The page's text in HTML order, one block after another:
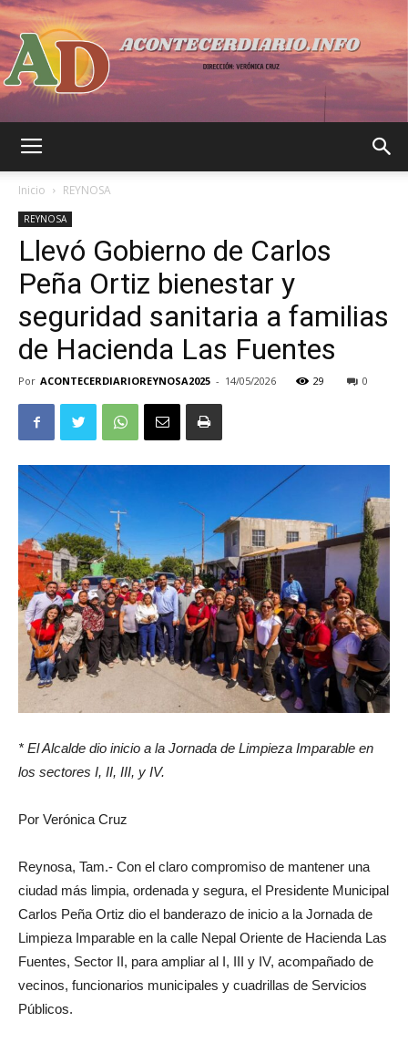
Diario
Inicio REYNOSA
REYNOSA
Llevó Gobierno de Carlos
Peña Ortiz bienestar y
seguridad sanitaria a familias
de Hacienda Las Fuentes
Por ACONTECERDIARIOREYNOSA2025 - 14/05/2026 29 0
* El Alcalde dio inicio a la Jornada de Limpieza Imparable en
los sectores I, II, III, y IV.
Por Verónica Cruz
Reynosa, Tam.- Con el claro compromiso de mantener una
ciudad más limpia, ordenada y segura, el Presidente Municipal
Carlos Peña Ortiz dio el banderazo de inicio a la Jornada de
Limpieza Imparable en la calle Nepal Oriente de Hacienda Las
Fuentes, Sector II, para ampliar al I, III y IV, acompañado de
vecinos, funcionarios municipales y cuadrillas de Servicios
Públicos.